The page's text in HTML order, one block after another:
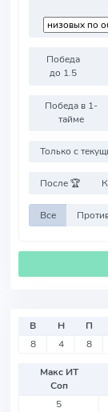
Победа
до 1.5
Победа в 1-
тайме
Только с
После 🏆
Все
В Н П
8
4 8
Макс ИТ
Соп
5